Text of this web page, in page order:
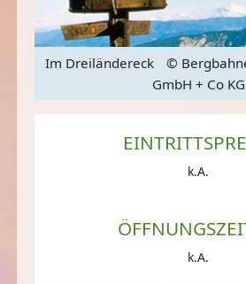
Im Dreiländereck
©
GmbH + Co KG
k.A.
k.A.